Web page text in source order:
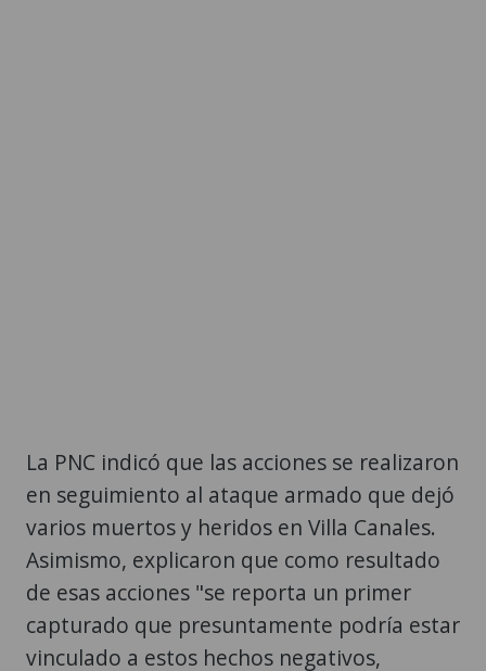
La PNC indicó que las acciones se realizaron
en seguimiento al ataque armado que dejó
varios muertos y heridos en Villa Canales.
Asimismo, explicaron que como resultado
de esas acciones "se reporta un primer
capturado que presuntamente podría estar
vinculado a estos hechos negativos,